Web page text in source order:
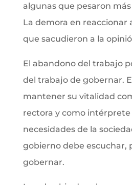
algunas que pesaron
La demora en reaccionar
que sacudieron a la
El abandono del trabajo
del trabajo de gobernar.
mantener su vitalidad
rectora y como intérprete
necesidades de la
gobierno debe escuchar,
gobernar.